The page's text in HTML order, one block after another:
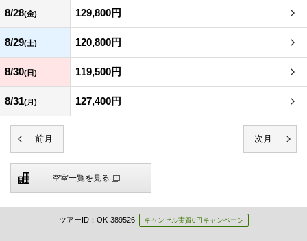
8/28(金) 129,800円
8/29(土) 120,800円
8/30(日) 119,500円
8/31(月) 127,400円
空室一覧を見る
ツアーID：OK-389526 キャンセル実質0円キャンペーン